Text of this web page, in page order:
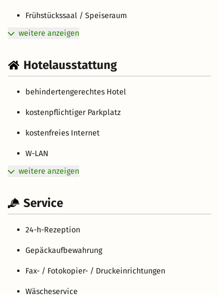
Frühstückssaal / Speiseraum
weitere anzeigen
Hotelausstattung
behindertengerechtes Hotel
kostenpflichtiger Parkplatz
kostenfreies Internet
W-LAN
weitere anzeigen
Service
24-h-Rezeption
Gepäckaufbewahrung
Fax- / Fotokopier- / Druckeinrichtungen
Wäscheservice